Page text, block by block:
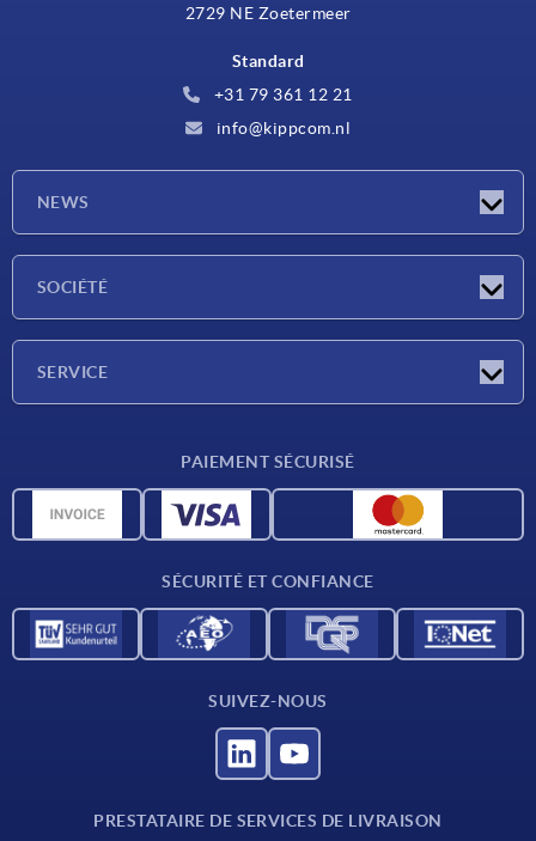
2729 NE Zoetermeer
Standard
+31 79 361 12 21
info@kippcom.nl
NEWS
SOCIÉTÉ
SERVICE
Données CAO
PAIEMENT SÉCURISÉ
SÉCURITÉ ET CONFIANCE
SUIVEZ-NOUS
PRESTATAIRE DE SERVICES DE LIVRAISON